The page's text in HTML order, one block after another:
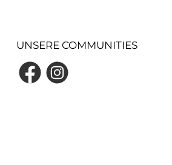
UNSERE COMMUNITIES
FacebookInstagram